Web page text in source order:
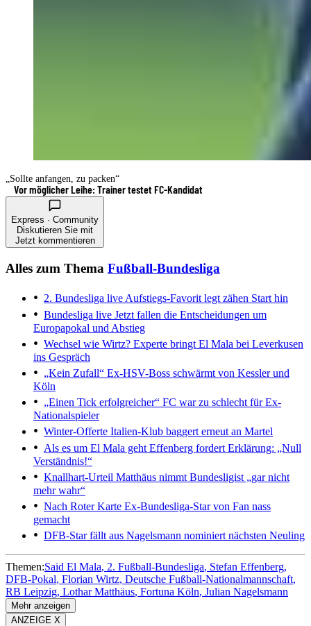
„Sollte anfangen, zu packen“
Vor möglicher Leihe: Trainer testet FC-Kandidat
Express · Community
Diskutieren Sie mit
Jetzt kommentieren
Alles zum Thema Fußball-Bundesliga
2. Bundesliga live Aufstiegs-Favorit legt zähen Start hin
Bundesliga live Jetzt fallen die Entscheidungen um
Europapokal und Abstieg
Wechsel wie Wirtz? Experte bringt El Mala bei Leverkusen
ins Gespräch
„Kein Zufall“ Ex-HSV-Boss schwärmt von Kessler und
Köln
„Einen Tick erfolgreicher“ FC war zu schlecht für Ex-
Nationalspieler
Winter-Offerte Italien-Klub baggert erneut an Martel
Als es um El Mala geht Effenberg fordert Erklärung: „Null
Verständnis!“
Knallhart-Urteil Matthäus nimmt Bundesligist „gar nicht
mehr wahr“
Nach Roter Karte Ex-Bundesliga-Star von Fan nass
gemacht
DFB-Star fällt aus Nagelsmann nominiert nächsten Neuling
Themen:Said El Mala 2. Fußball-Bundesliga Stefan Effenberg
DFB-Pokal Florian Wirtz Deutsche Fußball-Nationalmannschaft
RB Leipzig Lothar Matthäus Fortuna Köln Julian Nagelsmann
Mehr anzeigen
ANZEIGE X